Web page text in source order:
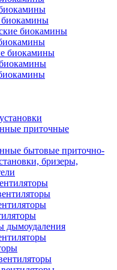
биокамины
биокамины
биокамины
приточные
бытовые приточно-
бризеры,
дымоудаления